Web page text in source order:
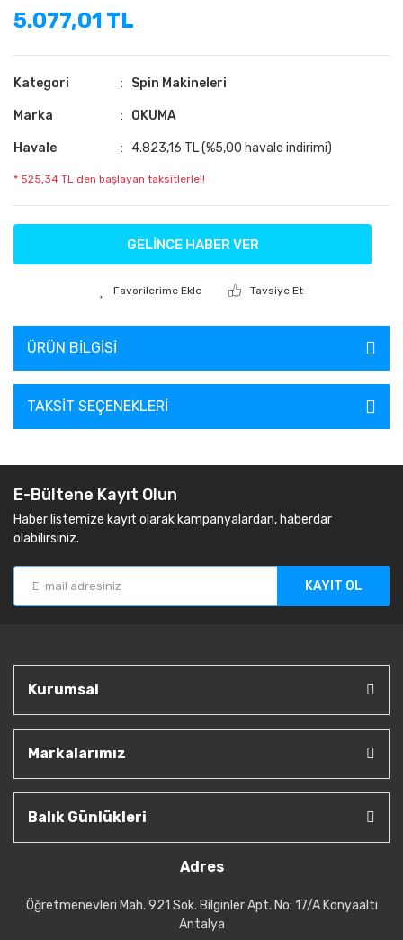
5.077,01 TL
Kategori Spin Makineleri
Marka OKUMA
Havale 4.823,16 TL (%5,00 havale indirimi)
* 525,34 TL den başlayan taksitlerle!!
GELİNCE HABER VER
Tavsiye Et
ÜRÜN BILGISI
TAKSIT SEÇENEKLERI
E-Bültene Kayıt Olun
Haber listemize kayıt olarak kampanyalardan, haberdar
olabilirsiniz.
KAYIT OL
Kurumsal
Markalarımız
Balık Günlükleri
Adres
Öğretmenevleri Mah. 921 Sok. Bilginler Apt. No: 17/A Konyaaltı
Antalya